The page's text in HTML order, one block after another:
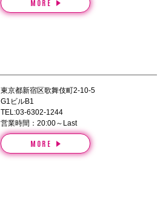
MORE
東京都新宿区歌舞伎町2-10-5
G1ビルB1
TEL:03-6302-1244
営業時間：20:00～Last
MORE